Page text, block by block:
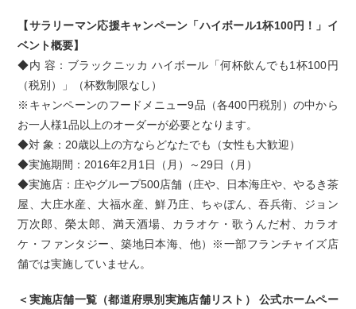
【サラリーマン応援キャンペーン「ハイボール1杯100円！」イ
ベント概要】
◆内 容：ブラックニッカ ハイボール「何杯飲んでも1杯100円
（税別）」（杯数制限なし）
※キャンペーンのフードメニュー9品（各400円税別）の中から
お一人様1品以上のオーダーが必要となります。
◆対 象：20歳以上の方ならどなたでも（女性も大歓迎）
◆実施期間：2016年2月1日（月）～29日（月）
◆実施店：庄やグループ500店舗（庄や、日本海庄や、やるき茶
屋、大庄水産、大福水産、鮮乃庄、ちゃぽん、吞兵衛、ジョン
万次郎、榮太郎、満天酒場、カラオケ・歌うんだ村、カラオ
ケ・ファンタジー、築地日本海、他）※一部フランチャイズ店
舗では実施していません。
＜実施店舗一覧（都道府県別実施店舗リスト） 公式ホームペー